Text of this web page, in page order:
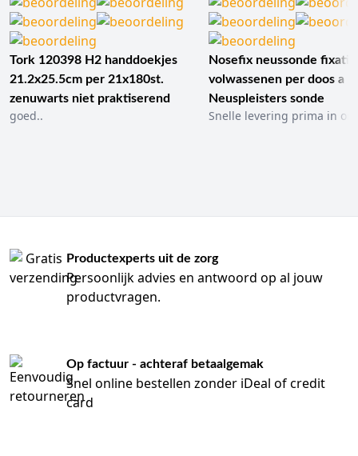
Tork 120398 H2 handdoekjes
21.2x25.5cm per 21x180st.
zenuwarts niet praktiserend
goed..
Nosefix neussonde
volwassenen per doos a
Neuspleisters sonde
Snelle levering prima in
Productexperts uit de zorg
Persoonlijk advies en antwoord op al jouw
productvragen.
Op factuur - achteraf betaalgemak
Snel online bestellen zonder iDeal of credit
card